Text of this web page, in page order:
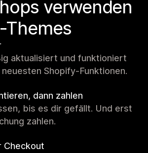
verwenden
Themes
aktualisiert und funktioniert
Shopify-Funktionen.
dann zahlen
bis es dir gefällt. Und erst
zahlen.
Checkout